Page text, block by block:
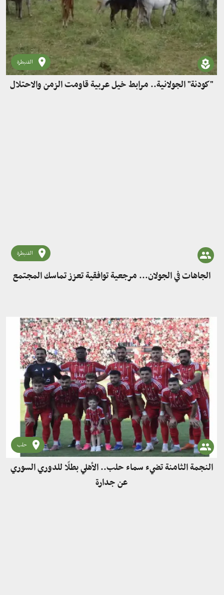
القنيطرة
"كودنة" الجولانية.. مرابط خيل عربية قاومت الزمن والاحتلال
القنيطرة
الجاهات في الجولان... مرجعية توافقية تعزز تماسك المجتمع
حلب
النجمة الثامنة تضيء سماء حلب.. الأهلي بطلًا للدوري السوري
عن جدارة